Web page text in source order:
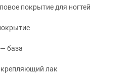
покрытие для ногтей
база
лак